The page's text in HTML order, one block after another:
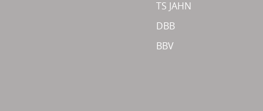
TS JAHN
DBB
BBV